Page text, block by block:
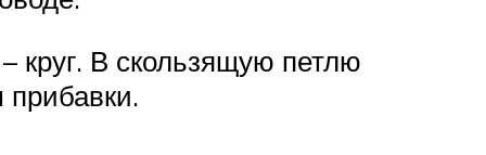
круг. В скользящую петлю